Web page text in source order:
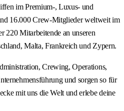
im Premium-, Luxus- und
16.000 Crew-Mitglieder weltweit im
220 Mitarbeitende an unseren
Malta, Frankreich und Zypern.
Crewing, Operations,
und sorgen so für
mit uns die Welt und erlebe deine